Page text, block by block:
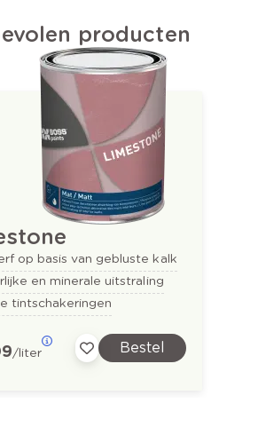
producten
op basis van gebluste kalk
en minerale uitstraling
tintschakeringen
/liter Bestel